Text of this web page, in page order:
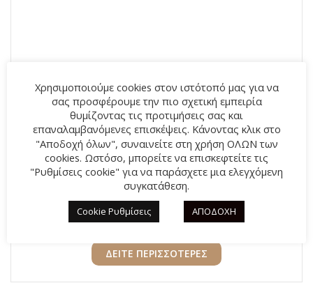
Παιδικό αθλητικό skechers Boundless Color Blitz
303599L-BKMT Μαύρο χρώμα
Original
price
was:
44,95€.
40,00€Η
τρέχουσα
τιμή
είναι:
40,00€.
ΔΕΙΤΕ ΠΕΡΙΣΣΟΤΕΡΕΣ
Χρησιμοποιούμε cookies στον ιστότοπό μας για να
σας προσφέρουμε την πιο σχετική εμπειρία
θυμίζοντας τις προτιμήσεις σας και
επαναλαμβανόμενες επισκέψεις. Κάνοντας κλικ στο
"Αποδοχή όλων", συναινείτε στη χρήση ΟΛΩΝ των
cookies. Ωστόσο, μπορείτε να επισκεφτείτε τις
"Ρυθμίσεις cookie" για να παράσχετε μια ελεγχόμενη
συγκατάθεση.
Cookie Ρυθμίσεις ΑΠΟΔΟΧΗ